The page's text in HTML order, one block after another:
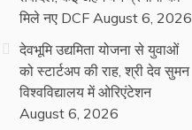
मिले नए DCF August 6, 2026
देवभूमि उद्यमिता योजना से युवाओं
को स्टार्टअप की राह, श्री देव सुमन
विश्वविद्यालय में ओरिएंटेशन
August 6, 2026